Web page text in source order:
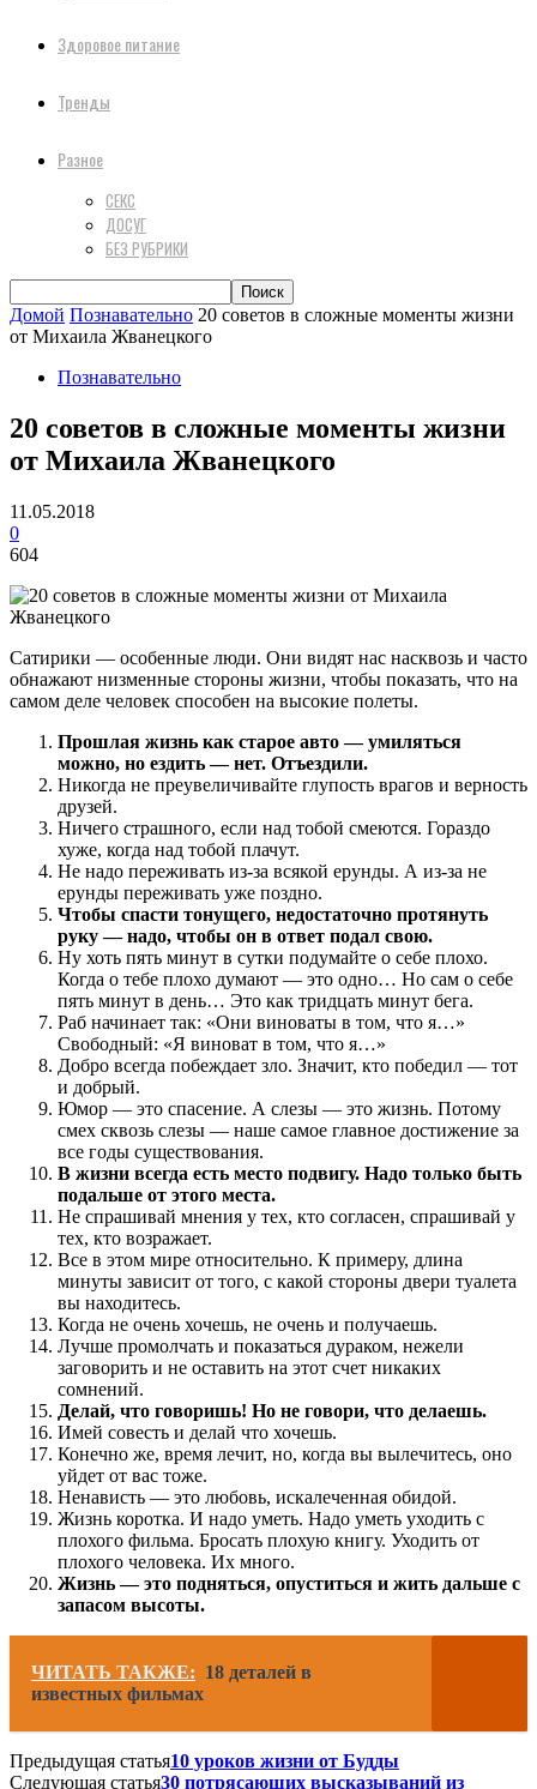
Здоровое питание
Тренды
Разное
СЕКС
ДОСУГ
БЕЗ РУБРИКИ
Домой Познавательно 20 советов в сложные моменты жизни
от Михаила Жванецкого
Познавательно
20 советов в сложные моменты жизни
от Михаила Жванецкого
11.05.2018
0
604
Сатирики — особенные люди. Они видят нас насквозь и часто
обнажают низменные стороны жизни, чтобы показать, что на
самом деле человек способен на высокие полеты.
Прошлая жизнь как старое авто — умиляться
можно, но ездить — нет. Отъездили.
Никогда не преувеличивайте глупость врагов и верность
друзей.
Ничего страшного, если над тобой смеются. Гораздо
хуже, когда над тобой плачут.
Не надо переживать из-за всякой ерунды. А из-за не
ерунды переживать уже поздно.
Чтобы спасти тонущего, недостаточно протянуть
руку — надо, чтобы он в ответ подал свою.
Ну хоть пять минут в сутки подумайте о себе плохо.
Когда о тебе плохо думают — это одно… Но сам о себе
пять минут в день… Это как тридцать минут бега.
Раб начинает так: «Они виноваты в том, что я…»
Свободный: «Я виноват в том, что я…»
Добpо всегда побеждает зло. Значит, кто победил — тот
и добрый.
Юмор — это спасение. А слезы — это жизнь. Потому
смех сквозь слезы — наше самое главное достижение за
все годы существования.
В жизни всегда есть место подвигу. Надо только быть
подальше от этого места.
Не спрашивай мнения у тех, кто согласен, спрашивай у
тех, кто возражает.
Все в этом мире относительно. К примеру, длина
минуты зависит от того, с какой стороны двери туалета
вы находитесь.
Когда не очень хочешь, не очень и получаешь.
Лучше промолчать и показаться дураком, нежели
заговорить и не оставить на этот счет никаких
сомнений.
Делай, что говоришь! Но не говори, что делаешь.
Имей совесть и делай что хочешь.
Конечно же, время лечит, но, когда вы вылечитесь, оно
уйдет от вас тоже.
Ненависть — это любовь, искалеченная обидой.
Жизнь коротка. И надо уметь. Надо уметь уходить с
плохого фильма. Бросать плохую книгу. Уходить от
плохого человека. Их много.
Жизнь — это подняться, опуститься и жить дальше с
запасом высоты.
ЧИТАТЬ ТАКЖЕ: 18 деталей в
известных фильмах
Предыдущая статья10 уроков жизни от Будды
Следующая статья30 потрясающих высказываний из